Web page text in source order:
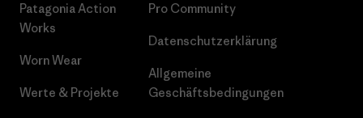
Patagonia Action
Works
Worn Wear
Werte & Projekte
Pro Community
Datenschutzerklärung
Allgemeine
Geschäftsbedingungen